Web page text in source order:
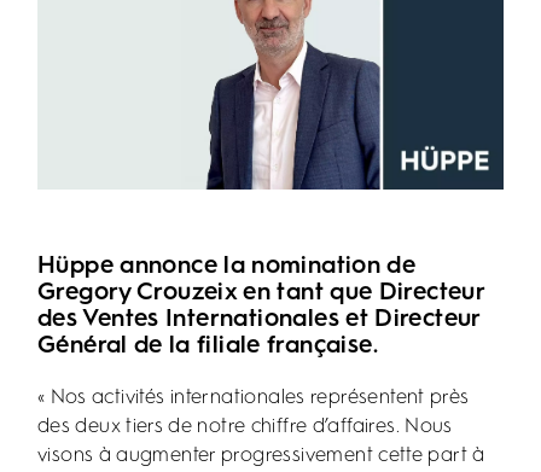
Hüppe annonce la nomination de
Gregory Crouzeix en tant que Directeur
des Ventes Internationales et Directeur
Général de la filiale française.
« Nos activités internationales représentent près
des deux tiers de notre chiffre d’affaires. Nous
visons à augmenter progressivement cette part à